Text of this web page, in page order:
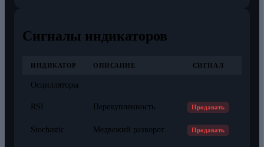
Сигналы индикаторов
ИНДИКАТОР ОПИСАНИЕ СИГНАЛ
Осцилляторы
RSI Перекупленность Продавать
Stochastic Медвежий разворот Продавать